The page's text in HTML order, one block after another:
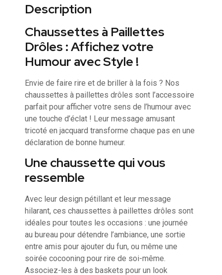
Description
Chaussettes à Paillettes
Drôles : Affichez votre
Humour avec Style !
Envie de faire rire et de briller à la fois ? Nos
chaussettes à paillettes drôles sont l’accessoire
parfait pour afficher votre sens de l’humour avec
une touche d’éclat ! Leur message amusant
tricoté en jacquard transforme chaque pas en une
déclaration de bonne humeur.
Une chaussette qui vous
ressemble
Avec leur design pétillant et leur message
hilarant, ces chaussettes à paillettes drôles sont
idéales pour toutes les occasions : une journée
au bureau pour détendre l’ambiance, une sortie
entre amis pour ajouter du fun, ou même une
soirée cocooning pour rire de soi-même.
Associez-les à des baskets pour un look